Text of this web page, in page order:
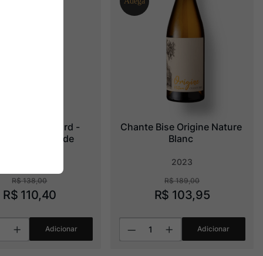
Colombard -
Grande
R$ 138,00
R$ 110,40
Adicionar
Chante Bise Origine Nature
Blanc
2023
R$ 189,00
R$ 103,95
Adicionar